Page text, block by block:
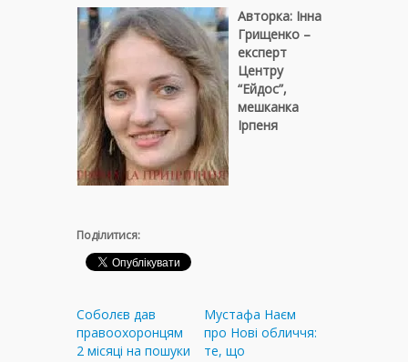
Авторка: Інна
Грищенко –
експерт
Центру
“Ейдос”,
мешканка
Ірпеня
Поділитися:
Соболєв дав
правоохоронцям
2 місяці на пошуки
Мустафа Наєм
про Нові обличчя:
те, що